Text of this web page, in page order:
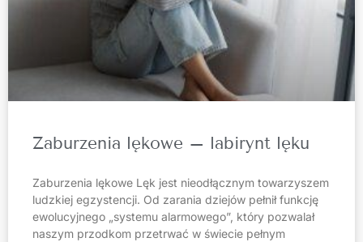
Zaburzenia lękowe – labirynt lęku
Zaburzenia lękowe Lęk jest nieodłącznym towarzyszem
ludzkiej egzystencji. Od zarania dziejów pełnił funkcję
ewolucyjnego „systemu alarmowego”, który pozwalał
naszym przodkom przetrwać w świecie pełnym